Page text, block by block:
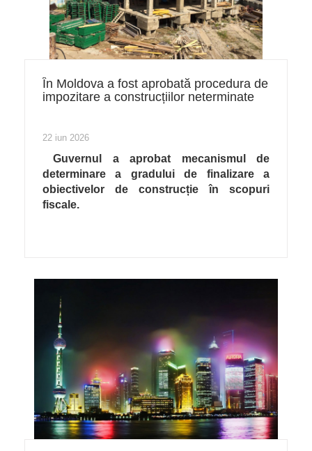
În Moldova a fost aprobată procedura de
impozitare a construcțiilor neterminate
22 iun 2026
Guvernul a aprobat mecanismul de
determinare a gradului de finalizare a
obiectivelor de construcție în scopuri
fiscale.